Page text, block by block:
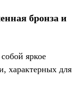
бронза и
яркое
характерных для